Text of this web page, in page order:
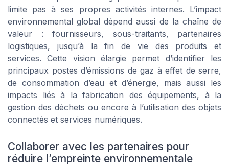
limite pas à ses propres activités internes. L’impact
environnemental global dépend aussi de la chaîne de
valeur : fournisseurs, sous-traitants, partenaires
logistiques, jusqu’à la fin de vie des produits et
services. Cette vision élargie permet d’identifier les
principaux postes d’émissions de gaz à effet de serre,
de consommation d’eau et d’énergie, mais aussi les
impacts liés à la fabrication des équipements, à la
gestion des déchets ou encore à l’utilisation des objets
connectés et services numériques.
Collaborer avec les partenaires pour
réduire l’empreinte environnementale